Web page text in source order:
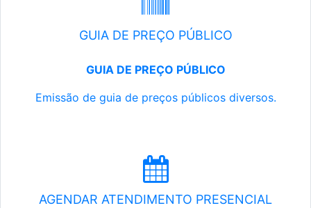
GUIA DE PREÇO PÚBLICO
GUIA DE PREÇO PÚBLICO
Emissão de guia de preços públicos diversos.
AGENDAR ATENDIMENTO PRESENCIAL